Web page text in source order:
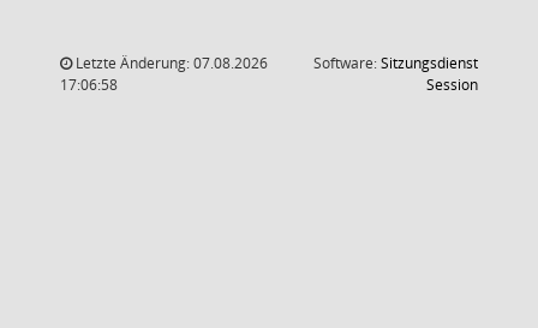
Letzte Änderung: 07.08.2026
17:06:58
Software:Sitzungsdienst
Session(Wird in